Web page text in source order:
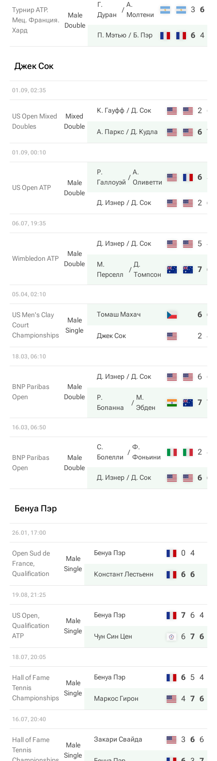
Турнир ATP.
Мец. Франция.
Хард
Male
Double
Г.
Дуран
А.
Молтени
3 6
П. Мэтью Б. Пэр 6 4
Джек Сок
01.09, 02:35
US Open Mixed
Doubles
Mixed
Double
К. Гауфф Д. Сок 2 6
А. Паркс Д. Кудла 6 7
01.09, 00:10
US Open ATP
Male
Double
Р.
Галлоуэй
А.
Оливетти
6 3
Д. Изнер Д. Сок 2 6
06.07, 19:35
Wimbledon ATP
Male
Double
Д. Изнер Д. Сок 5 4
М.
Перселл
Д.
Томпсон
7 6
05.04, 02:10
US Men's Clay
Court
Championships
Male
Single
Томаш Махач 6 6
Джек Сок 2 4
18.03, 06:10
BNP Paribas
Open
Male
Double
Д. Изнер Д. Сок 6 6
Р.
Бопанна
М.
Эбден
7 7
16.03, 06:50
BNP Paribas
Open
Male
Double
С.
Болелли
Ф.
Фоньини
2 4
Д. Изнер Д. Сок 6 6
Бенуа Пэр
26.01, 17:00
Open Sud de
France,
Qualification
Male
Single
Бенуа Пэр 0 4
Констант Лестьенн 6 6
19.08, 21:25
US Open,
Qualification
ATP
Male
Single
Бенуа Пэр 7 6 4
Чун Син Цен 6 7 6
18.07, 20:05
Hall of Fame
Tennis
Championships
Male
Single
Бенуа Пэр 6 5 4
Маркос Гирон 4 7 6
16.07, 20:40
Hall of Fame
Tennis
Male
Single
Закари Свайда 3 6 6